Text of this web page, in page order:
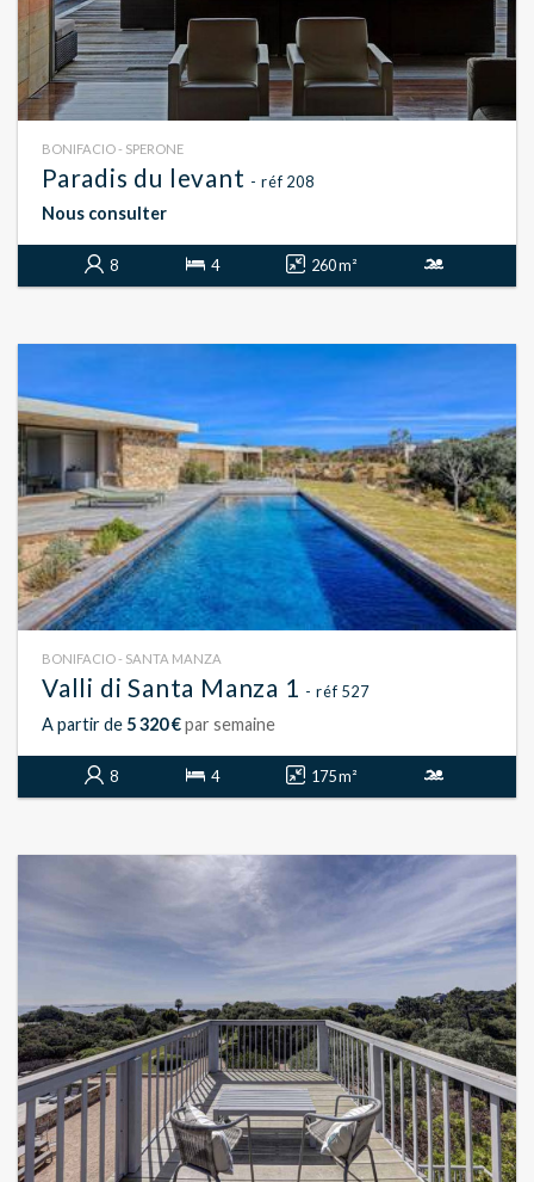
BONIFACIO - SPERONE
Paradis du levant - réf 208
Nous consulter
8 4 260 m²
BONIFACIO - SANTA MANZA
Valli di Santa Manza 1 - réf 527
A partir de 5 320 €par semaine
8 4 175 m²